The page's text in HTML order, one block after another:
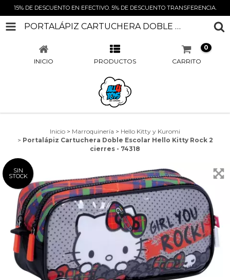
15% DE DESCUENTO EN EFECTIVO. 5% DE DESCUENTO TRANSFERENCIA.
PORTALÁPIZ CARTUCHERA DOBLE ESCOLAR HELLO KITTY ROCK 2 CIERRES - 74318
INICIO PRODUCTOS CARRITO
0
Inicio > Marroquinería > Hello Kitty y Kuromi
> Portalápiz Cartuchera Doble Escolar Hello Kitty Rock 2
cierres - 74318
SIN
STOCK